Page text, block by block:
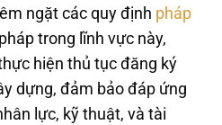
ngặt các quy định pháp
trong lĩnh vực này,
hiện thủ tục đăng ký
dựng, đảm bảo đáp ứng
lực, kỹ thuật, và tài